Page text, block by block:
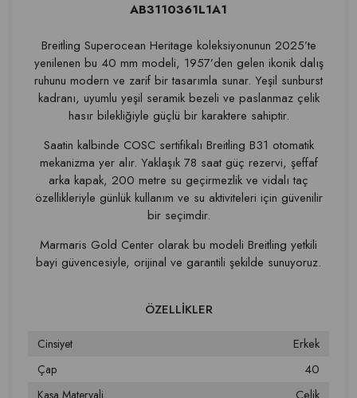
AB3110361L1A1
Breitling Superocean Heritage koleksiyonunun 2025’te
yenilenen bu 40 mm modeli, 1957’den gelen ikonik dalış
ruhunu modern ve zarif bir tasarımla sunar. Yeşil sunburst
kadranı, uyumlu yeşil seramik bezeli ve paslanmaz çelik
hasır bilekliğiyle güçlü bir karaktere sahiptir.
Saatin kalbinde COSC sertifikalı Breitling B31 otomatik
mekanizma yer alır. Yaklaşık 78 saat güç rezervi, şeffaf
arka kapak, 200 metre su geçirmezlik ve vidalı taç
özellikleriyle günlük kullanım ve su aktiviteleri için güvenilir
bir seçimdir.
Marmaris Gold Center olarak bu modeli Breitling yetkili
bayi güvencesiyle, orijinal ve garantili şekilde sunuyoruz.
Cinsiyet Erkek
Çap 40
Kasa Materyali